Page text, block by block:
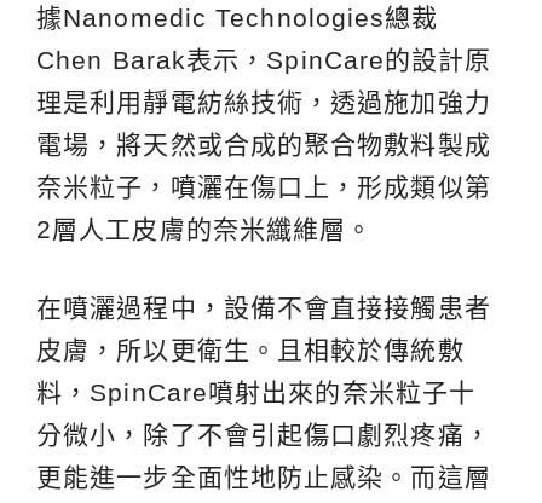
據Nanomedic Technologies總裁
Chen Barak表示，SpinCare的設計原
理是利用靜電紡絲技術，透過施加強力
電場，將天然或合成的聚合物敷料製成
奈米粒子，噴灑在傷口上，形成類似第
2層人工皮膚的奈米纖維層。
在噴灑過程中，設備不會直接接觸患者
皮膚，所以更衛生。且相較於傳統敷
料，SpinCare噴射出來的奈米粒子十
分微小，除了不會引起傷口劇烈疼痛，
更能進一步全面性地防止感染。而這層